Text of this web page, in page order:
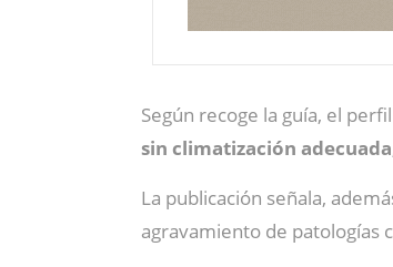
Según recoge la guía, el
sin climatización
La publicación señala,
agravamiento de patologías